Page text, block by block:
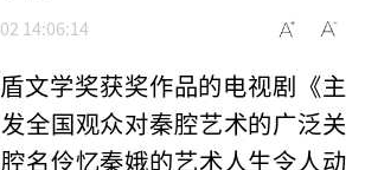
14:06:14
文学奖获奖作品的电视剧《主
全国观众对秦腔艺术的广泛关
名伶忆秦娥的艺术人生令人动